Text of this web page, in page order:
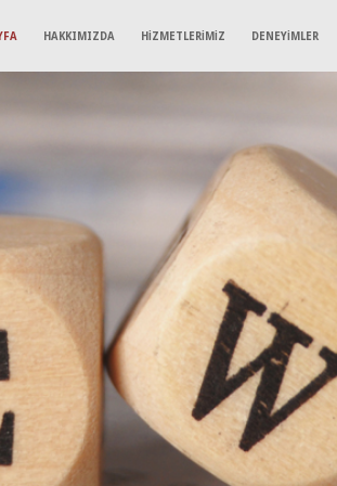
HAKKIMIZDA HİZMETLERİMİZ DENEYİMLER